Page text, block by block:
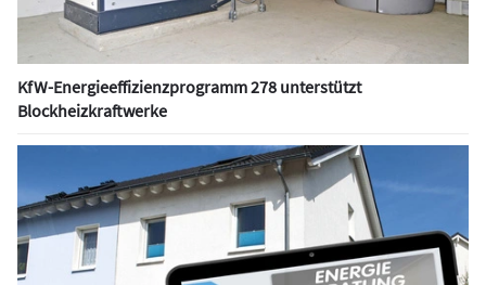
KfW-Energieeffizienzprogramm 278 unterstützt
Blockheizkraftwerke